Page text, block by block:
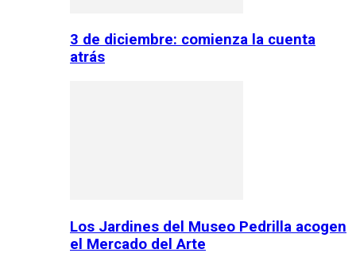
3 de diciembre: comienza la cuenta
atrás
Los Jardines del Museo Pedrilla acogen
el Mercado del Arte